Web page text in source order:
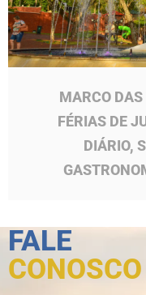
MARCO
FÉRIAS DE
DIÁRIO,
FALE
CONOSCO